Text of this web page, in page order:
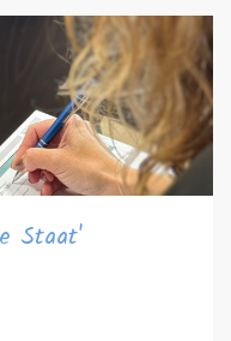
Staat'